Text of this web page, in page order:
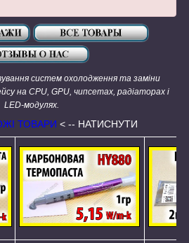
систем охолодження та заміни
на CPU, GPU, чипсетах, радіаторах і
LED-модулях.
ТОВАРИ < -- НАТИСНУТИ